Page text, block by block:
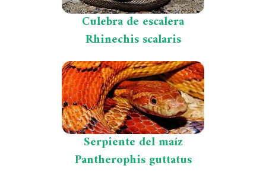
Culebra de escalera
Rhinechis scalaris
Serpiente del maíz
Pantherophis guttatus